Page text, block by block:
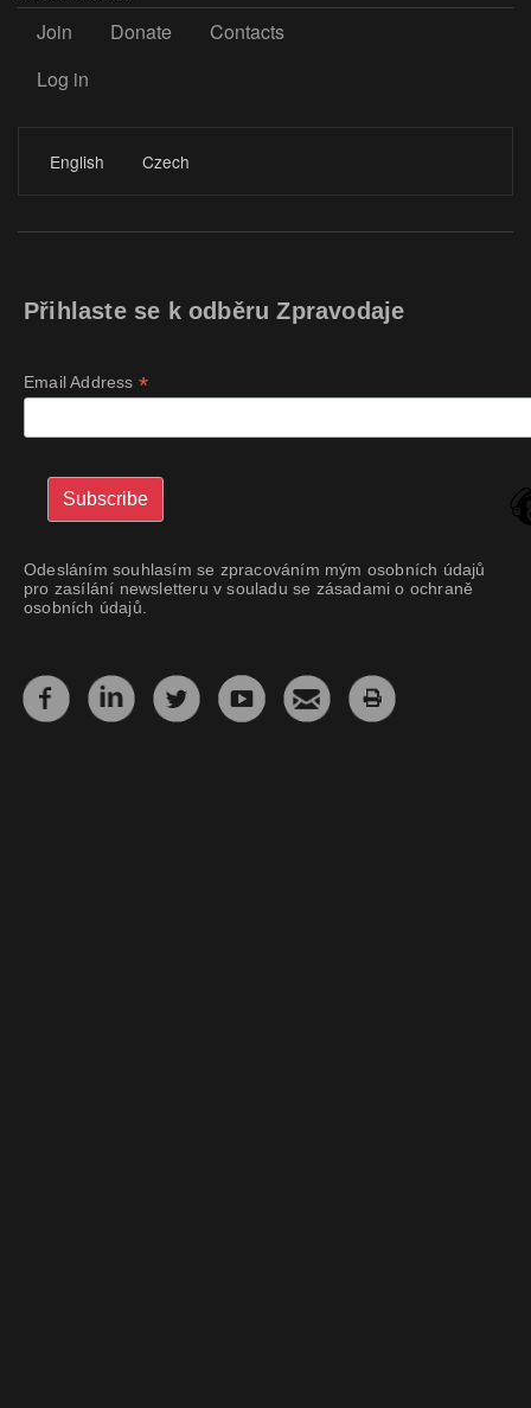
Join
Donate
Contacts
LOGIN
Log in
English Czech
Přihlaste se k odběru Zpravodaje
Email Address *
Odesláním souhlasím se zpracováním mým osobních údajů
pro zasílání newsletteru v souladu se zásadami o ochraně
osobních údajů.